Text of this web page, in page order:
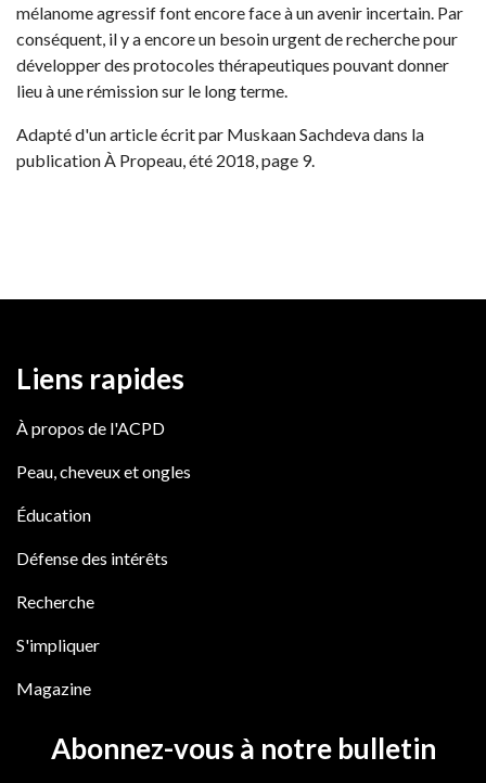
mélanome agressif font encore face à un avenir incertain. Par
conséquent, il y a encore un besoin urgent de recherche pour
développer des protocoles thérapeutiques pouvant donner
lieu à une rémission sur le long terme.
Adapté d'un article écrit par Muskaan Sachdeva dans la
publication À Propeau, été 2018, page 9.
Liens rapides
À propos de l'ACPD
Peau, cheveux et ongles
Éducation
Défense des intérêts
Recherche
S'impliquer
Magazine
Abonnez-vous à notre bulletin